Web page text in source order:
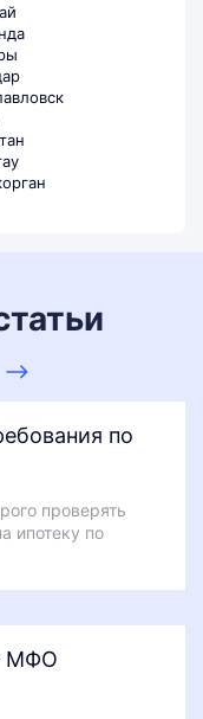
по
проверять
ипотеку по
МФО